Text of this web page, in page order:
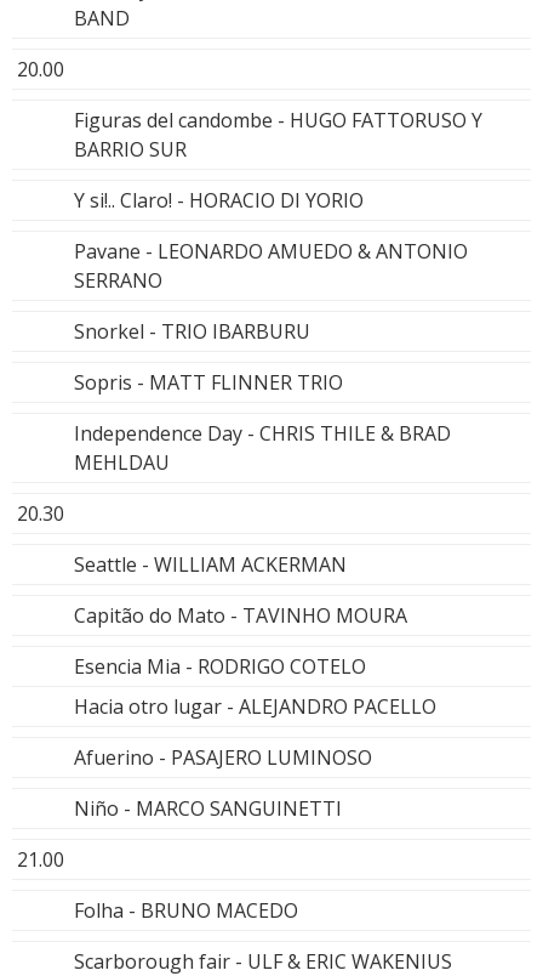
BAND
20.00
Figuras del candombe - HUGO FATTORUSO Y
BARRIO SUR
Y si!.. Claro! - HORACIO DI YORIO
Pavane - LEONARDO AMUEDO & ANTONIO
SERRANO
Snorkel - TRIO IBARBURU
Sopris - MATT FLINNER TRIO
Independence Day - CHRIS THILE & BRAD
MEHLDAU
20.30
Seattle - WILLIAM ACKERMAN
Capitão do Mato - TAVINHO MOURA
Esencia Mia - RODRIGO COTELO
Hacia otro lugar - ALEJANDRO PACELLO
Afuerino - PASAJERO LUMINOSO
Niño - MARCO SANGUINETTI
21.00
Folha - BRUNO MACEDO
Scarborough fair - ULF & ERIC WAKENIUS